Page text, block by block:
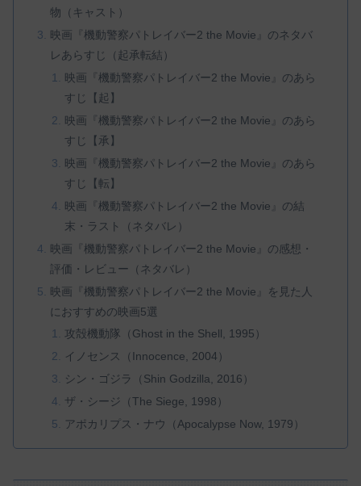
物（キャスト）
映画『機動警察パトレイバー2 the Movie』のネタバ
レあらすじ（起承転結）
映画『機動警察パトレイバー2 the Movie』のあら
すじ【起】
映画『機動警察パトレイバー2 the Movie』のあら
すじ【承】
映画『機動警察パトレイバー2 the Movie』のあら
すじ【転】
映画『機動警察パトレイバー2 the Movie』の結
末・ラスト（ネタバレ）
映画『機動警察パトレイバー2 the Movie』の感想・
評価・レビュー（ネタバレ）
映画『機動警察パトレイバー2 the Movie』を見た人
におすすめの映画5選
攻殻機動隊（Ghost in the Shell, 1995）
イノセンス（Innocence, 2004）
シン・ゴジラ（Shin Godzilla, 2016）
ザ・シージ（The Siege, 1998）
アポカリプス・ナウ（Apocalypse Now, 1979）